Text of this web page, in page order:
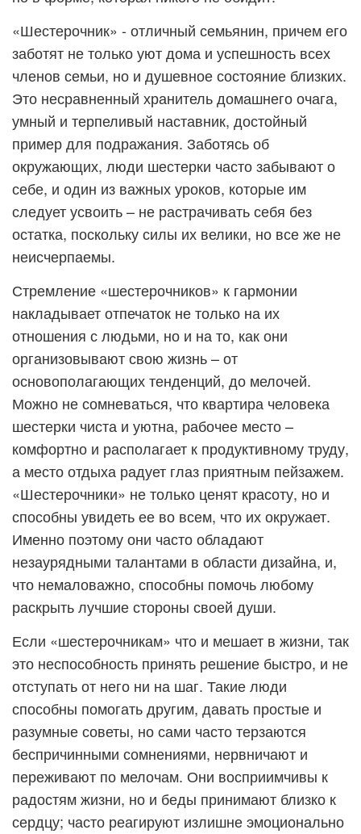
«Шестерочник» - отличный семьянин, причем его
заботят не только уют дома и успешность всех
членов семьи, но и душевное состояние близких.
Это несравненный хранитель домашнего очага,
умный и терпеливый наставник, достойный
пример для подражания. Заботясь об
окружающих, люди шестерки часто забывают о
себе, и один из важных уроков, которые им
следует усвоить – не растрачивать себя без
остатка, поскольку силы их велики, но все же не
неисчерпаемы.
Стремление «шестерочников» к гармонии
накладывает отпечаток не только на их
отношения с людьми, но и на то, как они
организовывают свою жизнь – от
основополагающих тенденций, до мелочей.
Можно не сомневаться, что квартира человека
шестерки чиста и уютна, рабочее место –
комфортно и располагает к продуктивному труду,
а место отдыха радует глаз приятным пейзажем.
«Шестерочники» не только ценят красоту, но и
способны увидеть ее во всем, что их окружает.
Именно поэтому они часто обладают
незаурядными талантами в области дизайна, и,
что немаловажно, способны помочь любому
раскрыть лучшие стороны своей души.
Если «шестерочникам» что и мешает в жизни, так
это неспособность принять решение быстро, и не
отступать от него ни на шаг. Такие люди
способны помогать другим, давать простые и
разумные советы, но сами часто терзаются
беспричинными сомнениями, нервничают и
переживают по мелочам. Они восприимчивы к
радостям жизни, но и беды принимают близко к
сердцу; часто реагируют излишне эмоционально